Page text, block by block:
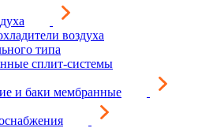
воздуха
типа
сплит-системы
и баки мембранные